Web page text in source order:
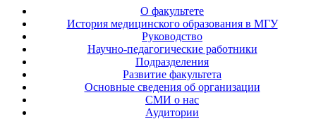
О факультете
История медицинского образования в МГУ
Руководство
Научно-педагогические работники
Подразделения
Развитие факультета
Основные сведения об организации
СМИ о нас
Аудитории